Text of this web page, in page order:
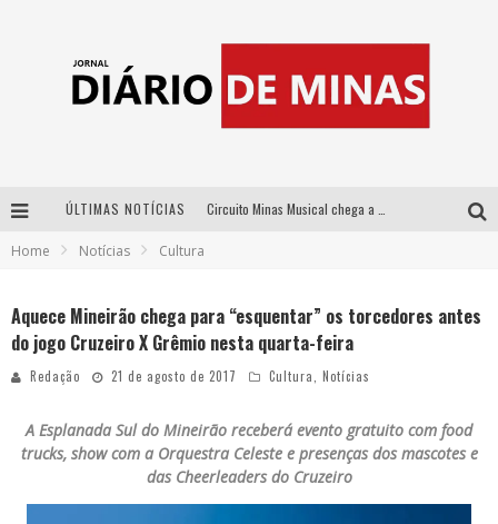
ÚLTIMAS NOTÍCIAS
Home Notícias Cultura
Aquece Mineirão chega para “esquentar” os torcedores antes
do jogo Cruzeiro X Grêmio nesta quarta-feira
Redação 21 de agosto de 2017 Cultura Notícias
A Esplanada Sul do Mineirão receberá evento gratuito com food
trucks, show com a Orquestra Celeste e presenças dos mascotes e
das Cheerleaders do Cruzeiro